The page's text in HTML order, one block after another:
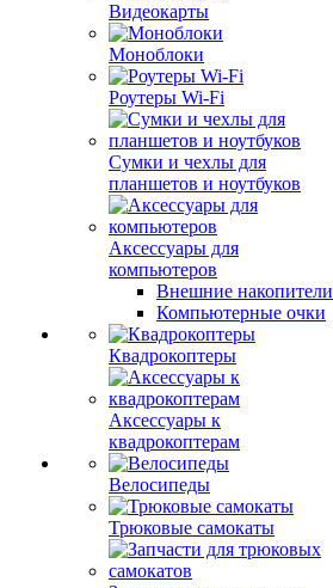
Видеокарты
Моноблоки
Роутеры Wi-Fi
Сумки и чехлы для
планшетов и ноутбуков
Аксессуары для
компьютеров
Внешние накопители
Компьютерные очки
Квадрокоптеры
Аксессуары к
квадрокоптерам
Велосипеды
Трюковые самокаты